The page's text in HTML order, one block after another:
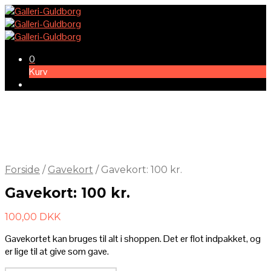
0
Kurv
Forside / Gavekort /Gavekort: 100 kr.
Gavekort: 100 kr.
100,00 DKK
Gavekortet kan bruges til alt i shoppen. Det er flot indpakket, og
er lige til at give som gave.